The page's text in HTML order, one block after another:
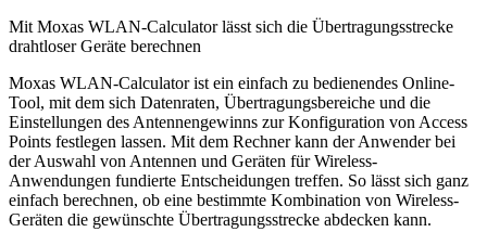
Mit Moxas WLAN-Calculator lässt sich die Übertragungsstrecke
drahtloser Geräte berechnen
Moxas WLAN-Calculator ist ein einfach zu bedienendes Online-
Tool, mit dem sich Datenraten, Übertragungsbereiche und die
Einstellungen des Antennengewinns zur Konfiguration von Access
Points festlegen lassen. Mit dem Rechner kann der Anwender bei
der Auswahl von Antennen und Geräten für Wireless-
Anwendungen fundierte Entscheidungen treffen. So lässt sich ganz
einfach berechnen, ob eine bestimmte Kombination von Wireless-
Geräten die gewünschte Übertragungsstrecke abdecken kann.